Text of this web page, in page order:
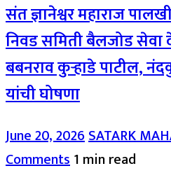
संत ज्ञानेश्वर महाराज
निवड समिती बैलजोड सेवा
बबनराव कुऱ्हाडे पाटील,
यांची घोषणा
June 20, 2026SATARK
Comments1 min read